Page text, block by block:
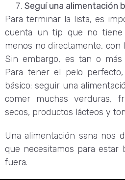
Seguí una alimentación
Para terminar la lista, es
cuenta un tip que no
menos no directamente, con
Sin embargo, es tan o
Para tener el pelo
básico: seguir una
comer muchas verduras,
secos, productos lácteos y
Una alimentación sana nos
que necesitamos para
fuera.